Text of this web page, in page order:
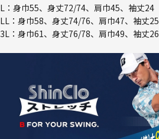
L：身巾55、身丈72/74、肩巾45、袖丈24
LL：身巾58、身丈74/76、肩巾47、袖丈25
3L：身巾61、身丈76/78、肩巾49、袖丈26